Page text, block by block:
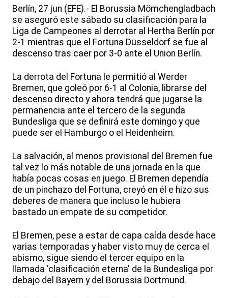
Berlín, 27 jun (EFE).- El Borussia Mömchengladbach
se aseguró este sábado su clasificación para la
Liga de Campeones al derrotar al Hertha Berlín por
2-1 mientras que el Fortuna Düsseldorf se fue al
descenso tras caer por 3-0 ante el Union Berlín.
La derrota del Fortuna le permitió al Werder
Bremen, que goleó por 6-1 al Colonia, librarse del
descenso directo y ahora tendrá que jugarse la
permanencia ante el tercero de la segunda
Bundesliga que se definirá este domingo y que
puede ser el Hamburgo o el Heidenheim.
La salvación, al menos provisional del Bremen fue
tal vez lo más notable de una jornada en la que
había pocas cosas en juego. El Bremen dependía
de un pinchazo del Fortuna, creyó en él e hizo sus
deberes de manera que incluso le hubiera
bastado un empate de su competidor.
El Bremen, pese a estar de capa caída desde hace
varias temporadas y haber visto muy de cerca el
abismo, sigue siendo el tercer equipo en la
llamada 'clasificación eterna' de la Bundesliga por
debajo del Bayern y del Borussia Dortmund.